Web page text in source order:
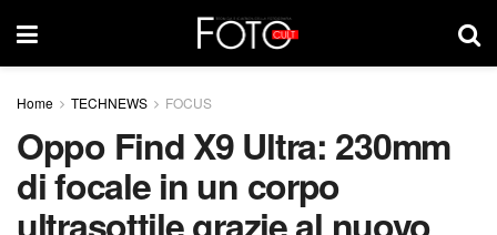
Home TECHNEWS FOCUS
Oppo Find X9 Ultra: 230mm
di focale in un corpo